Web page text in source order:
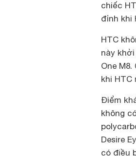
chiếc
đỉnh khi
HTC
này
One
khi
Điểm
không
Desire
có điều